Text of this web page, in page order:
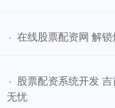
· 在线股票配资网 解
· 股票配资系统开发
无忧